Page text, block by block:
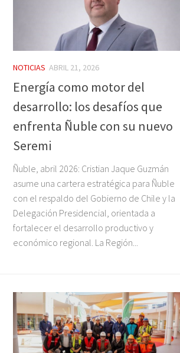
NOTICIAS ABRIL 21, 2026
Energía como motor del
desarrollo: los desafíos que
enfrenta Ñuble con su nuevo
Seremi
Ñuble, abril 2026: Cristian Jaque Guzmán
asume una cartera estratégica para Ñuble
con el respaldo del Gobierno de Chile y la
Delegación Presidencial, orientada a
fortalecer el desarrollo productivo y
económico regional. La Región...